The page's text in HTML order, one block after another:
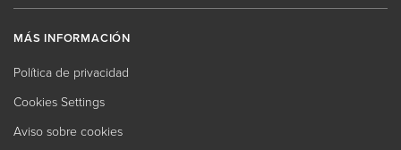
MÁS INFORMACIÓN
Política de privacidad
Cookies Settings
Aviso sobre cookies